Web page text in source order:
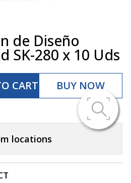
de Diseño
SK-280 x 10 Uds
CART BUY NOW
locations